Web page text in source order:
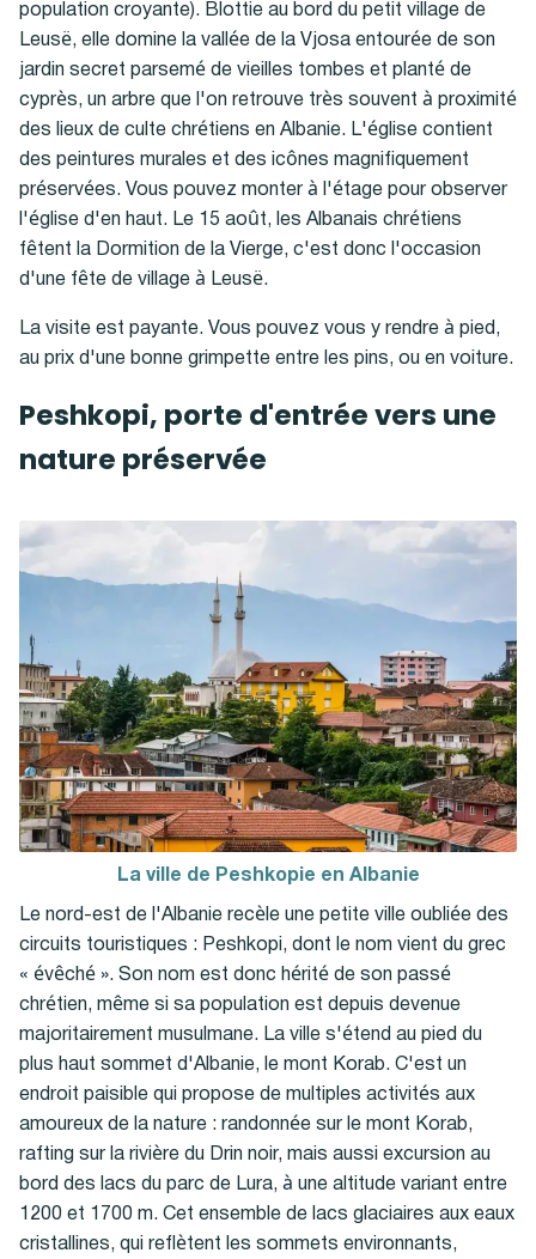
population croyante). Blottie au bord du petit village de
Leusë, elle domine la vallée de la Vjosa entourée de son
jardin secret parsemé de vieilles tombes et planté de
cyprès, un arbre que l'on retrouve très souvent à proximité
des lieux de culte chrétiens en Albanie. L'église contient
des peintures murales et des icônes magnifiquement
préservées. Vous pouvez monter à l'étage pour observer
l'église d'en haut. Le 15 août, les Albanais chrétiens
fêtent la Dormition de la Vierge, c'est donc l'occasion
d'une fête de village à Leusë.
La visite est payante. Vous pouvez vous y rendre à pied,
au prix d'une bonne grimpette entre les pins, ou en voiture.
Peshkopi, porte d'entrée vers une
nature préservée
La ville de Peshkopie en Albanie
Le nord-est de l'Albanie recèle une petite ville oubliée des
circuits touristiques : Peshkopi, dont le nom vient du grec
« évêché ». Son nom est donc hérité de son passé
chrétien, même si sa population est depuis devenue
majoritairement musulmane. La ville s'étend au pied du
plus haut sommet d'Albanie, le mont Korab. C'est un
endroit paisible qui propose de multiples activités aux
amoureux de la nature : randonnée sur le mont Korab,
rafting sur la rivière du Drin noir, mais aussi excursion au
bord des lacs du parc de Lura, à une altitude variant entre
1200 et 1700 m. Cet ensemble de lacs glaciaires aux eaux
cristallines, qui reflètent les sommets environnants,